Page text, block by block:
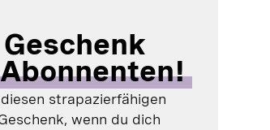
strapazierfähigen
wenn du dich